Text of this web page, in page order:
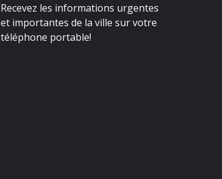
Recevez les informations urgentes
et importantes de la ville sur votre
téléphone portable!